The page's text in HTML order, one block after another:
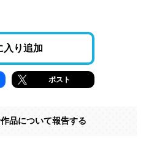
入り追加
ポスト
品について報告する